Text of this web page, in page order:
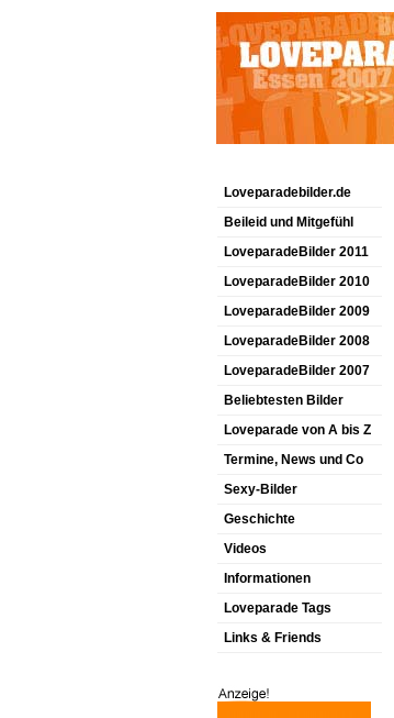
Loveparadebilder.de
Beileid und Mitgefühl
LoveparadeBilder 2011
LoveparadeBilder 2010
LoveparadeBilder 2009
LoveparadeBilder 2008
LoveparadeBilder 2007
Beliebtesten Bilder
Loveparade von A bis Z
Termine, News und Co
Sexy-Bilder
Geschichte
Videos
Informationen
Loveparade Tags
Links & Friends